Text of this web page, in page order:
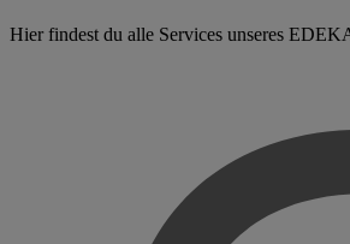
Hier findest du alle Services unseres